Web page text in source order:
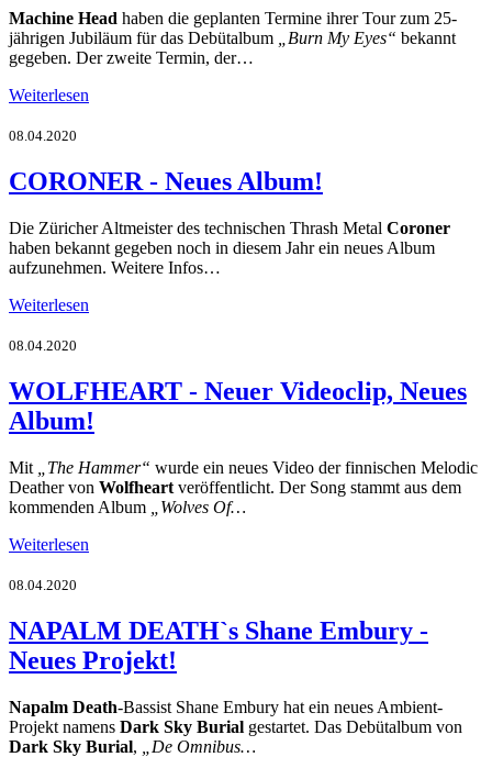
Machine Head haben die geplanten Termine ihrer Tour zum 25-
jährigen Jubiläum für das Debütalbum „Burn My Eyes“ bekannt
gegeben. Der zweite Termin, der…
Weiterlesen
08.04.2020
CORONER - Neues Album!
Die Züricher Altmeister des technischen Thrash Metal Coroner
haben bekannt gegeben noch in diesem Jahr ein neues Album
aufzunehmen. Weitere Infos…
Weiterlesen
08.04.2020
WOLFHEART - Neuer Videoclip, Neues
Album!
Mit „The Hammer“ wurde ein neues Video der finnischen Melodic
Deather von Wolfheart veröffentlicht. Der Song stammt aus dem
kommenden Album
„Wolves Of…
Weiterlesen
08.04.2020
NAPALM DEATH`s Shane Embury -
Neues Projekt!
Napalm Death-Bassist Shane Embury hat ein neues Ambient-
Projekt namens Dark Sky Burial gestartet. Das Debütalbum von
Dark Sky Burial,
„De Omnibus…